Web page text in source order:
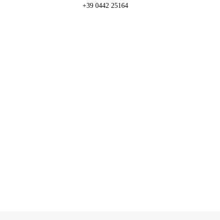
+39 0442 25164